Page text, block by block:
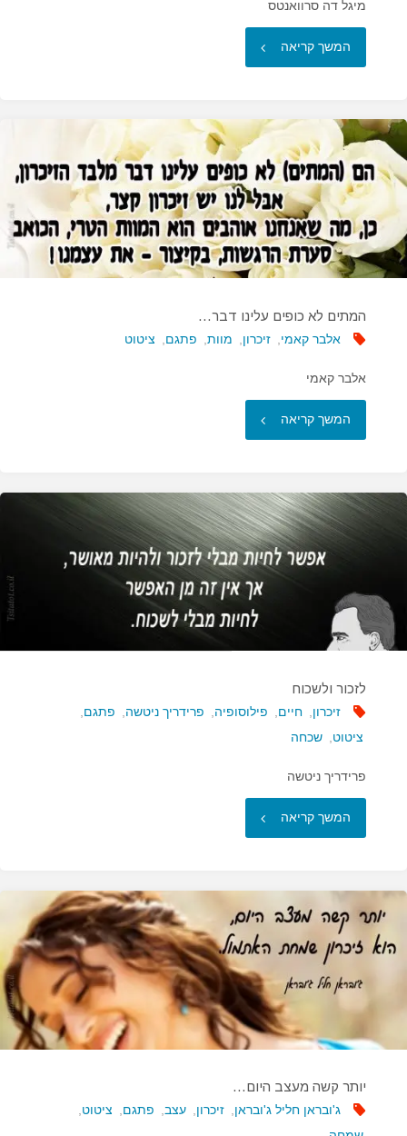
מיגל דה סרוואנטס
המשך קריאה "אין
שהזמן
לא
מוחק…"
המתים לא כופים עלינו דבר…
אלבר קאמי זיכרון מוות פתגם ציטוט
אלבר קאמי
המשך קריאה "המתים
כופים
עלינו
דבר…"
לזכור ולשכוח
זיכרון, חיים, פילוסופיה, פרידריך ניטשה, פתגם,
ציטוט, שכחה
פרידריך ניטשה
המשך קריאה "לזכור
יותר קשה מעצב היום…
ג'ובראן חליל ג'ובראן, זיכרון, עצב, פתגם, ציטוט,